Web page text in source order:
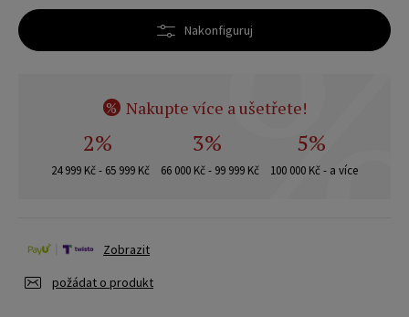
Pokud se produkt prodává méně než 30 dní,
zobrazí se nejnižší cena od uvedení produktu
Nakonfiguruj
% Nakupte více a ušetřete!
2%
24 999 Kč - 65 999 Kč
3%
66 000 Kč - 99 999 Kč
5%
100 000 Kč - a více
požádat o produkt
Zobrazit